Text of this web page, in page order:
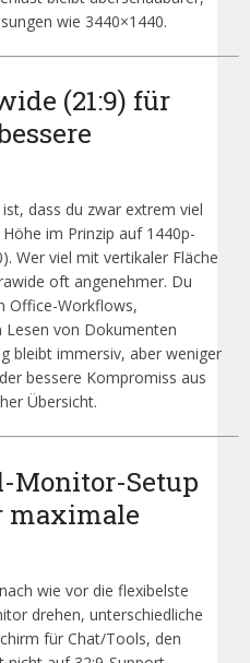
wie 3440×1440.
(21:9) für
dass du zwar extrem viel
im Prinzip auf 1440p-
Wer viel mit vertikaler Fläche
oft angenehmer. Du
Office-Workflows,
von Dokumenten
bleibt immersiv, aber weniger
bessere Kompromiss aus
Übersicht.
Monitor-Setup
maximale
wie vor die flexibelste
drehen, unterschiedliche
für Chat/Tools, den